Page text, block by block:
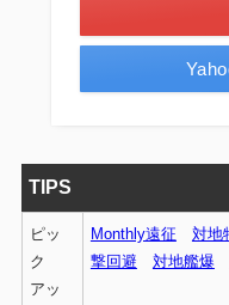
TIPS
ピッ
ク
アッ
Monthly遠征 対地
撃回避
対地艦爆